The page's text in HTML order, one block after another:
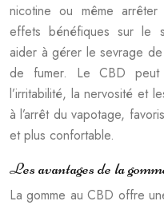
nicotine ou même
effets bénéfiques sur le
aider à gérer le sevrage
de fumer. Le CBD peut
l’irritabilité, la nervosité et
à l’arrêt du vapotage,
et plus confortable.
Les avantages de la
La gomme au CBD offre